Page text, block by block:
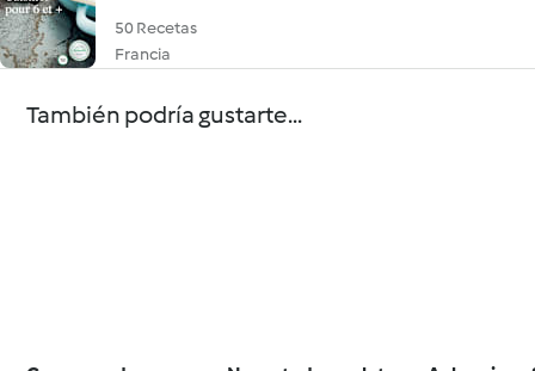
50 Recetas
Francia
También podría gustarte...